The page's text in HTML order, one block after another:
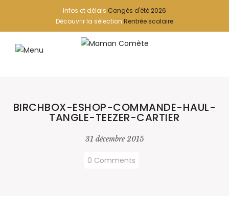
Infos et délais Congés d'été 2026
Découvrir la sélection Rentrée scolaire
BIRCHBOX-ESHOP-COMMANDE-HAUL-
TANGLE-TEEZER-CARTIER
31 décembre 2015
0 Comments